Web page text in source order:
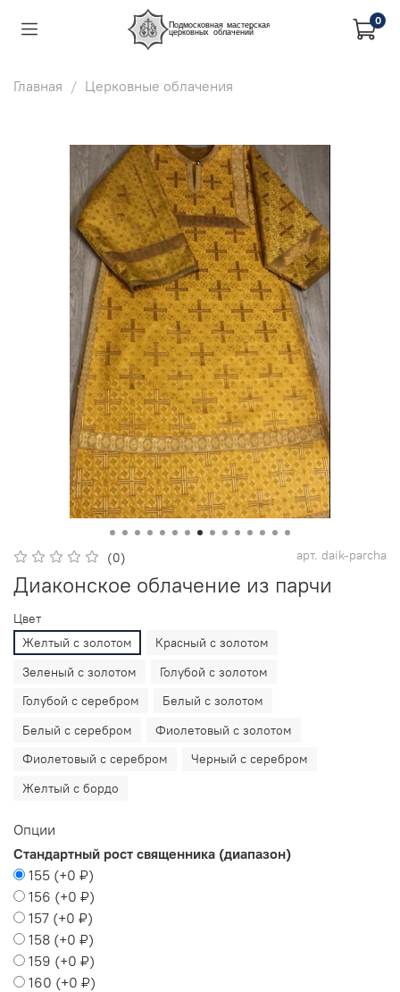
0
Главная Церковные облачения
(0) арт. daik-parcha
Диаконское облачение из парчи
Цвет
Желтый с золотом
Красный с золотом
Зеленый с золотом
Голубой с золотом
Голубой с серебром
Белый с золотом
Белый с серебром
Фиолетовый с золотом
Фиолетовый с серебром
Черный с серебром
Желтый с бордо
Опции
Стандартный рост священника (диапазон)
155 (+0 ₽)
156 (+0 ₽)
157 (+0 ₽)
158 (+0 ₽)
159 (+0 ₽)
160 (+0 ₽)